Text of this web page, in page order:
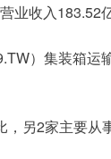
业收入 183.52
）集装箱运
，另2家主要从